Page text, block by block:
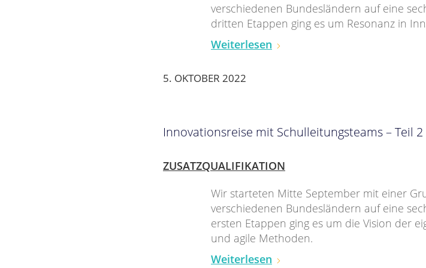
verschiedenen Bundesländern auf eine
dritten Etappen ging es um Resonanz in
Weiterlesen
5. OKTOBER 2022
Innovationsreise mit Schulleitungsteams – Teil 2
ZUSATZQUALIFIKATION
Wir starteten Mitte September mit einer
verschiedenen Bundesländern auf eine
ersten Etappen ging es um die Vision der
und agile Methoden.
Weiterlesen